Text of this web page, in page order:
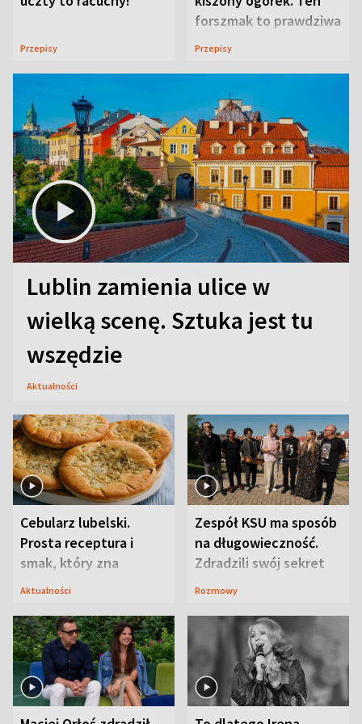
Przepisy
forszmak to prawdziwa
uczta
Przepisy
Lublin zamienia ulice w
wielką scenę. Sztuka jest tu
wszędzie
Aktualności
Cebularz lubelski.
Prosta receptura i
smak, który zna
Lubelszczyzna
Aktualności
Zespół KSU ma sposób
na długowieczność.
Zdradzili swój sekret
Rozmowy